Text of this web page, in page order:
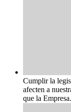
Cumplir la
afecten a
que la Empresa.